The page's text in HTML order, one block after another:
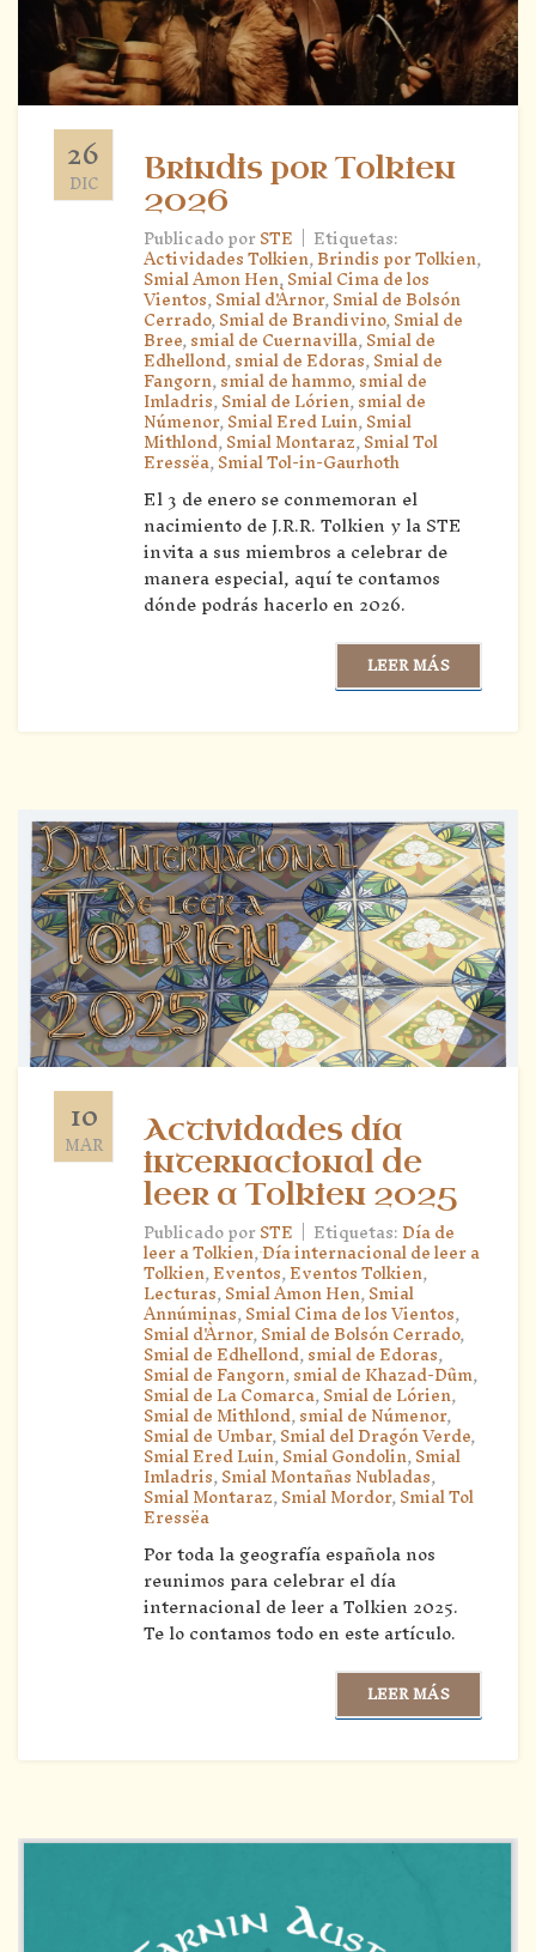
26
DIC
Brindis por Tolkien
2026
Publicado porSTE | Etiquetas:
Actividades Tolkien,Brindis por Tolkien,
Smial Amon Hen,Smial Cima de los
Vientos,Smial d'Àrnor,Smial de Bolsón
Cerrado,Smial de Brandivino,Smial de
Bree,smial de Cuernavilla,Smial de
Edhellond,smial de Edoras,Smial de
Fangorn,smial de hammo,smial de
Imladris,Smial de Lórien,smial de
Númenor,Smial Ered Luin,Smial
Mithlond,Smial Montaraz,Smial Tol
Eressëa,Smial Tol-in-Gaurhoth
El 3 de enero se conmemoran el
nacimiento de J.R.R. Tolkien y la STE
invita a sus miembros a celebrar de
manera especial, aquí te contamos
dónde podrás hacerlo en 2026.
LEER MÁS
10
MAR
Actividades día
internacional de
leer a Tolkien 2025
Publicado porSTE | Etiquetas:Día de
leer a Tolkien,Día internacional de leer a
Tolkien,Eventos,Eventos Tolkien,
Lecturas,Smial Amon Hen,Smial
Annúminas,Smial Cima de los Vientos,
Smial d'Àrnor,Smial de Bolsón Cerrado,
Smial de Edhellond,smial de Edoras,
Smial de Fangorn,smial de Khazad-Dûm,
Smial de La Comarca,Smial de Lórien,
Smial de Mithlond,smial de Númenor,
Smial de Umbar,Smial del Dragón Verde,
Smial Ered Luin,Smial Gondolin,Smial
Imladris,Smial Montañas Nubladas,
Smial Montaraz,Smial Mordor,Smial Tol
Eressëa
Por toda la geografía española nos
reunimos para celebrar el día
internacional de leer a Tolkien 2025.
Te lo contamos todo en este artículo.
LEER MÁS